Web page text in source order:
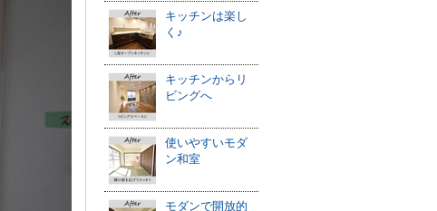
キッチンは楽し
く♪
キッチンからリ
ビングへ
使いやすいモダ
ン和室
モダンで開放的